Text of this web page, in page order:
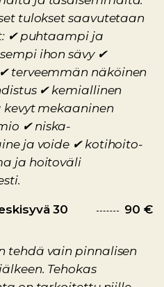
tulokset saavutetaan
✔ puhtaampi ja
ihon sävy ✔
terveemmän näköinen
✔ kemiallinen
mekaaninen
✔ niska-
ja voide ✔ kotihoito-
ja hoitoväli
30
90 €
tehdä vain pinnalisen
Tehokas